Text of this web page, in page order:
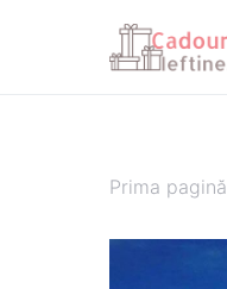
Prima pagină